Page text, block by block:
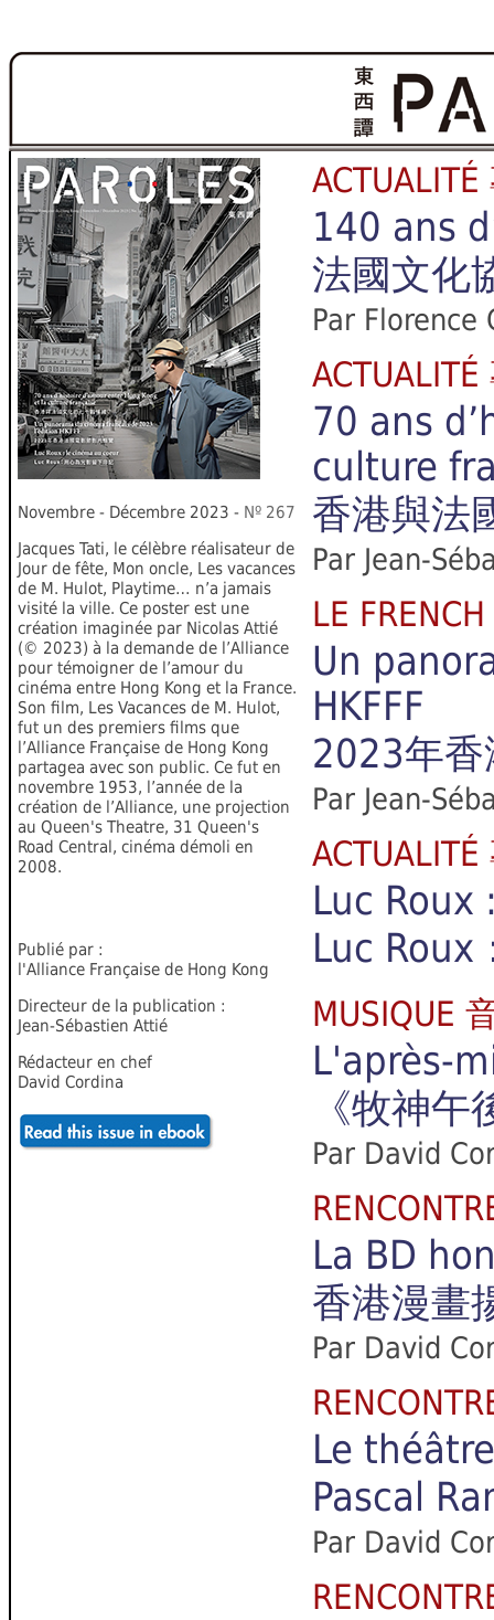
Novembre - Décembre 2023 - Nº 267
Jacques Tati, le célèbre réalisateur de
Jour de fête, Mon oncle, Les vacances
de M. Hulot, Playtime… n’a jamais
visité la ville. Ce poster est une
création imaginée par Nicolas Attié
(© 2023) à la demande de l’Alliance
pour témoigner de l’amour du
cinéma entre Hong Kong et la France.
Son film, Les Vacances de M. Hulot,
fut un des premiers films que
l’Alliance Française de Hong Kong
partagea avec son public. Ce fut en
novembre 1953, l’année de la
création de l’Alliance, une projection
au Queen's Theatre, 31 Queen's
Road Central, cinéma démoli en
2008.
Publié par :
l'Alliance Française de Hong Kong
Directeur de la publication :
Jean-Sébastien Attié
Rédacteur en chef
David Cordina
140 ans
法國文化
Par
70 ans
culture
香港與法
Par Jean-
LE
Un
HKFFF
2023年
Par Jean-
Luc
Luc Roux
MUSIQUE
L'après-
《牧神
Par David
La BD
香港漫畫
Par David
Le
Pascal
Par David